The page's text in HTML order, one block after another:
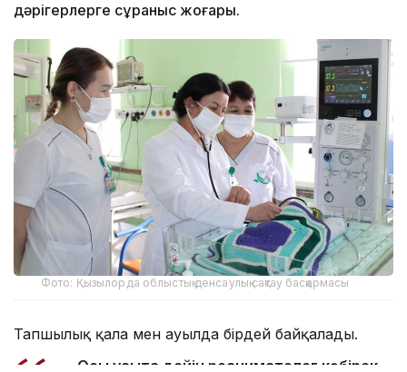
дәрігерлерге сұраныс жоғары.
Фото: Қызылорда облыстық денсаулық сақтау басқармасы
Тапшылық қала мен ауылда бірдей байқалады.
— Осы уақытқа дейін реаниматолог көбірек